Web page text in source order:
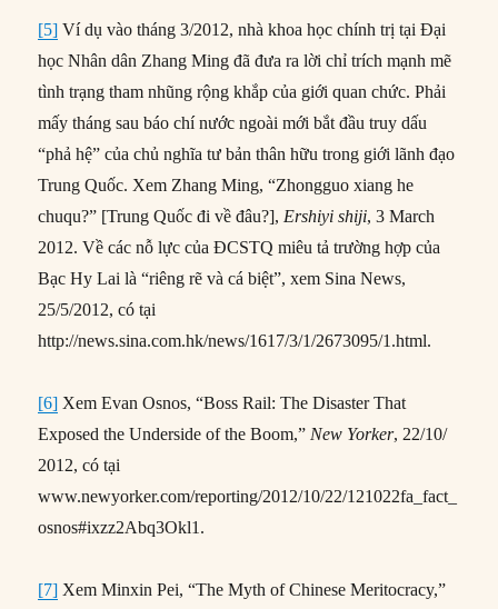
[5] Ví dụ vào tháng 3/2012, nhà khoa học chính trị tại Đại
học Nhân dân Zhang Ming đã đưa ra lời chỉ trích mạnh mẽ
tình trạng tham nhũng rộng khắp của giới quan chức. Phải
mấy tháng sau báo chí nước ngoài mới bắt đầu truy dấu
“phả hệ” của chủ nghĩa tư bản thân hữu trong giới lãnh đạo
Trung Quốc. Xem Zhang Ming, “Zhongguo xiang he
chuqu?” [Trung Quốc đi về đâu?], Ershiyi shiji, 3 March
2012. Về các nỗ lực của ĐCSTQ miêu tả trường hợp của
Bạc Hy Lai là “riêng rẽ và cá biệt”, xem Sina News,
25/5/2012, có tại
http://news.sina.com.hk/news/1617/3/1/2673095/1.html.
[6] Xem Evan Osnos, “Boss Rail: The Disaster That
Exposed the Underside of the Boom,” New Yorker, 22/10/
2012, có tại
www.newyorker.com/reporting/2012/10/22/121022fa_fact_
osnos#ixzz2Abq3Okl1.
[7] Xem Minxin Pei, “The Myth of Chinese Meritocracy,”